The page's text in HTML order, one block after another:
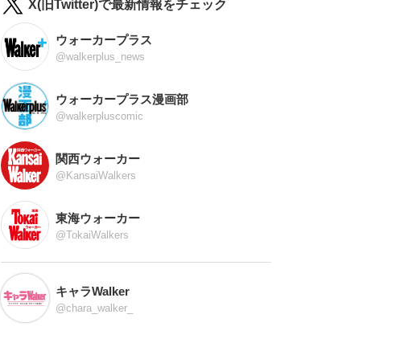
X(旧Twitter)で最新情報をチェック
ウォーカープラス
@walkerplus_news
ウォーカープラス漫画部
@walkerpluscomic
関西ウォーカー
@KansaiWalkers
東海ウォーカー
@TokaiWalkers
キャラWalker
@chara_walker_